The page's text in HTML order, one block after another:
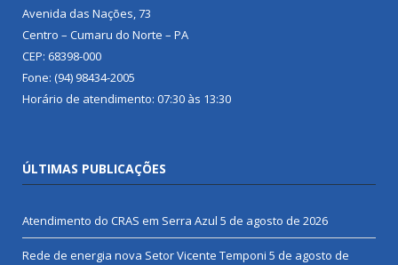
Avenida das Nações, 73
Centro – Cumaru do Norte – PA
CEP: 68398-000
Fone: (94) 98434-2005
Horário de atendimento: 07:30 às 13:30
ÚLTIMAS PUBLICAÇÕES
Atendimento do CRAS em Serra Azul 5 de agosto de 2026
Rede de energia nova Setor Vicente Temponi 5 de agosto de